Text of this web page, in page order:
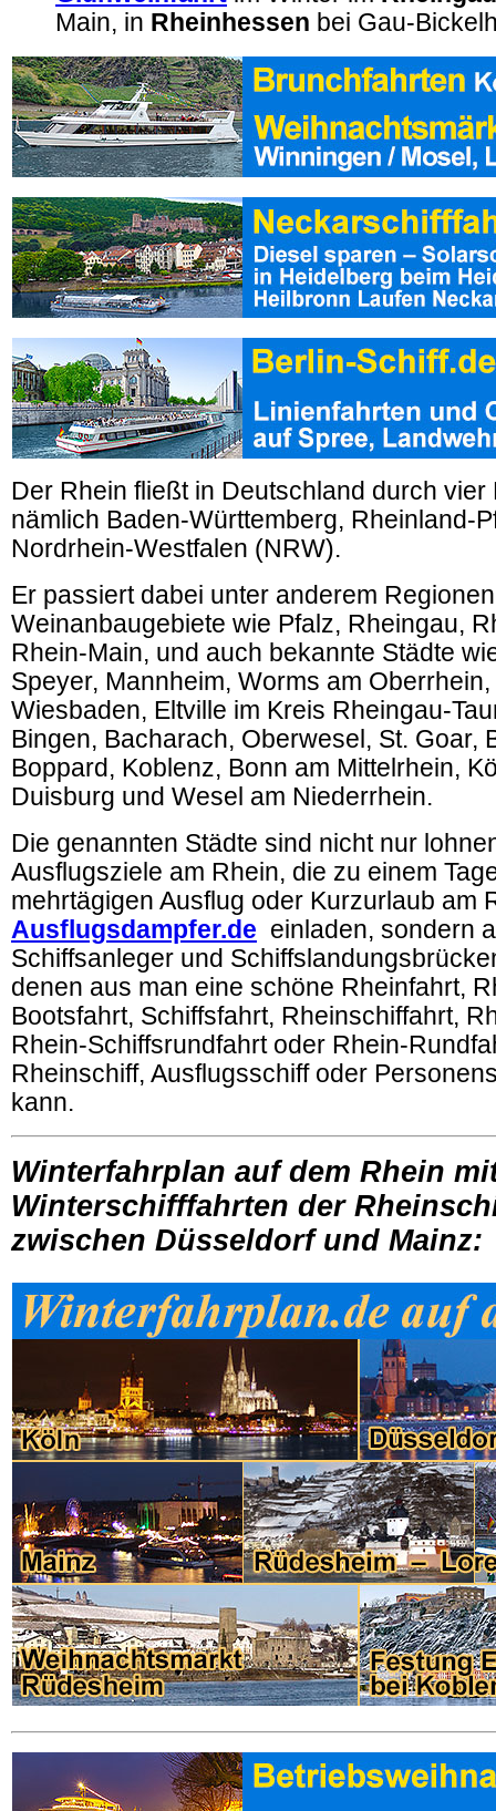
Main, in Rheinhessen bei Gau-
Der Rhein fließt in Deutschland durch vier
nämlich Baden-Württemberg, Rheinland-
Nordrhein-Westfalen (NRW).
Er passiert dabei unter anderem
Weinanbaugebiete wie Pfalz, Rheingau,
Rhein-Main, und auch bekannte Städte
Speyer, Mannheim, Worms am
Wiesbaden, Eltville im Kreis Rheingau-
Bingen, Bacharach, Oberwesel, St. Goar,
Boppard, Koblenz, Bonn am Mittelrhein,
Duisburg und Wesel am Niederrhein.
Die genannten Städte sind nicht nur
Ausflugsziele am Rhein, die zu einem
mehrtägigen Ausflug oder Kurzurlaub am
Ausflugsdampfer.de einladen, sondern
Schiffsanleger und
denen aus man eine schöne Rheinfahrt,
Bootsfahrt, Schiffsfahrt, Rheinschiffahrt,
Rhein-Schiffsrundfahrt oder Rhein-
Rheinschiff, Ausflugsschiff oder
kann.
Winterfahrplan auf dem Rhein
Winterschifffahrten der
zwischen Düsseldorf und Mainz: